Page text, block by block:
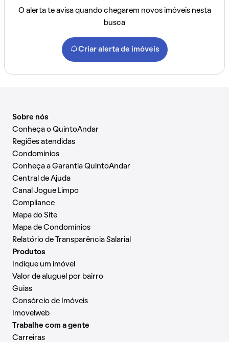
O alerta te avisa quando chegarem novos imóveis nesta
busca
Criar alerta de imóveis
Sobre nós
Conheça o QuintoAndar
Regiões atendidas
Condomínios
Conheça a Garantia QuintoAndar
Central de Ajuda
Canal Jogue Limpo
Compliance
Mapa do Site
Mapa de Condomínios
Relatório de Transparência Salarial
Produtos
Indique um imóvel
Valor de aluguel por bairro
Guias
Consórcio de Imóveis
Imovelweb
Trabalhe com a gente
Carreiras